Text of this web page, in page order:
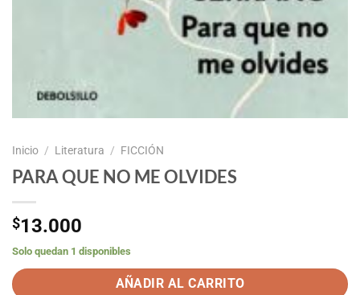
Inicio / Literatura / FICCIÓN
PARA QUE NO ME OLVIDES
$13.000
Solo quedan 1 disponibles
AÑADIR AL CARRITO